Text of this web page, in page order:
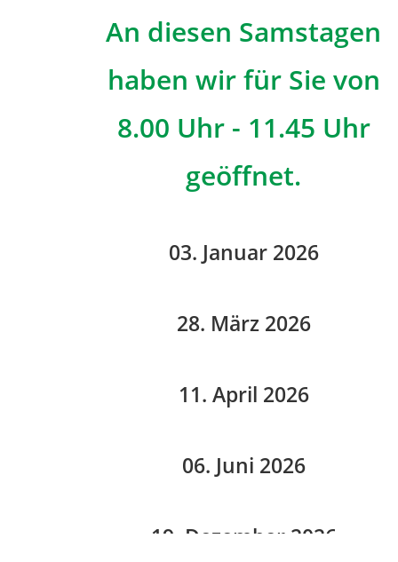
An diesen Samstagen
haben wir für Sie von
8.00 Uhr - 11.45 Uhr
geöffnet.
03. Januar 2026
28. März 2026
11. April 2026
06. Juni 2026
19. Dezember 2026